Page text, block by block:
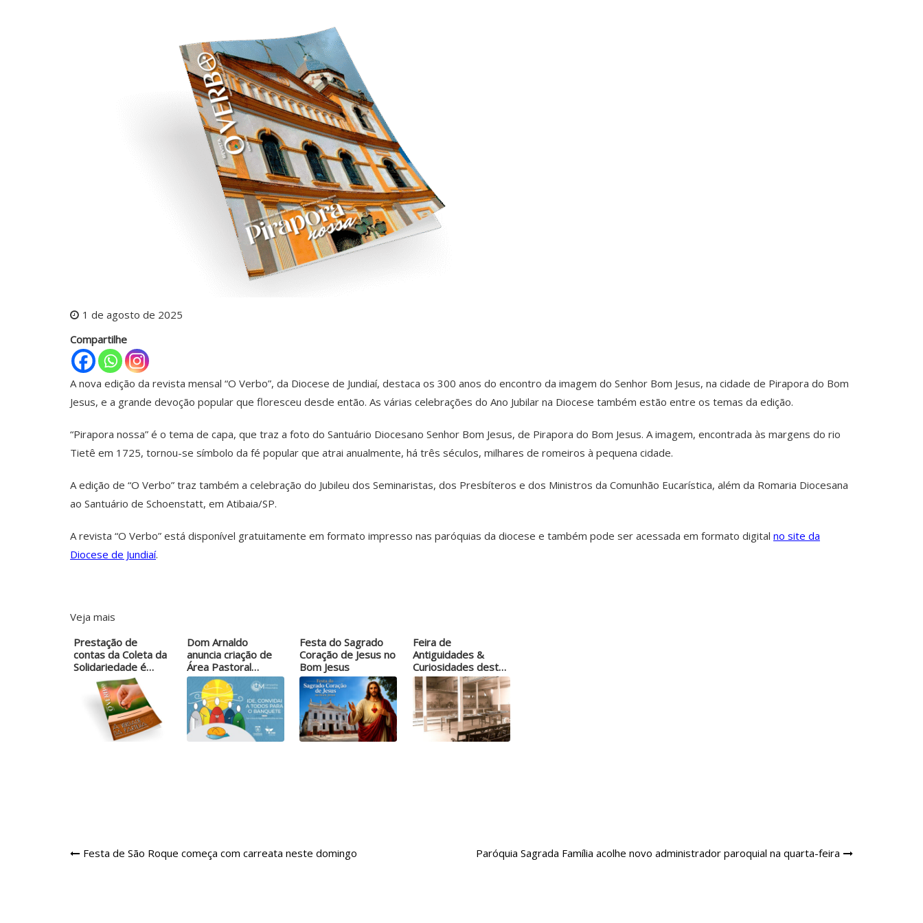
1 de agosto de 2025
Compartilhe
A nova edição da revista mensal “O Verbo”, da Diocese de Jundiaí, destaca os 300 anos do encontro da imagem do Senhor Bom Jesus, na cidade de Pirapora do Bom
Jesus, e a grande devoção popular que floresceu desde então. As várias celebrações do Ano Jubilar na Diocese também estão entre os temas da edição.
“Pirapora nossa” é o tema de capa, que traz a foto do Santuário Diocesano Senhor Bom Jesus, de Pirapora do Bom Jesus. A imagem, encontrada às margens do rio
Tietê em 1725, tornou-se símbolo da fé popular que atrai anualmente, há três séculos, milhares de romeiros à pequena cidade.
A edição de “O Verbo” traz também a celebração do Jubileu dos Seminaristas, dos Presbíteros e dos Ministros da Comunhão Eucarística, além da Romaria Diocesana
ao Santuário de Schoenstatt, em Atibaia/SP.
A revista “O Verbo” está disponível gratuitamente em formato impresso nas paróquias da diocese e também pode ser acessada em formato digital no site da
Diocese de Jundiaí.
Veja mais
Prestação de
contas da Coleta da
Solidariedade é…
Dom Arnaldo
anuncia criação de
Área Pastoral…
Festa do Sagrado
Coração de Jesus no
Bom Jesus
Feira de
Antiguidades &
Curiosidades deste
domingo…
Navegação
Festa de São Roque começa com carreata neste domingo Paróquia Sagrada Família acolhe novo administrador paroquial na quarta-feira